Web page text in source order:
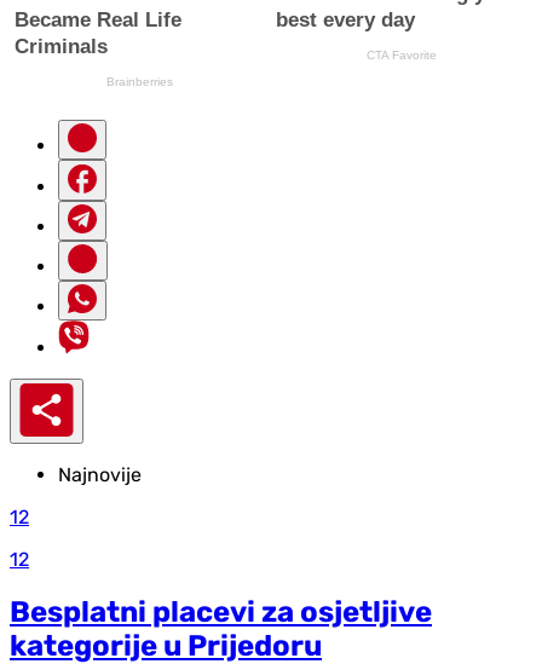
Najnovije
12
12
Besplatni placevi za osjetljive
kategorije u Prijedoru